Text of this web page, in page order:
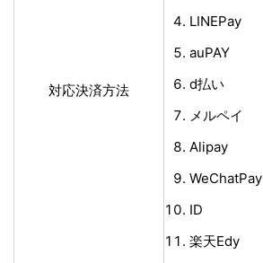
対応決済方法
LINEPay
auPAY
d払い
メルペイ
Alipay
WeChatPay
ID
楽天Edy